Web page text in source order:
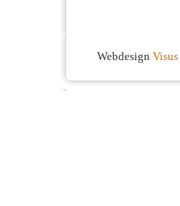
Webdesign Visus